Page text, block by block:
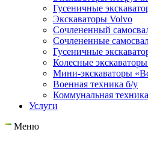
Гусеничные
Экскаваторы Volvo
Сочлененный
Сочлененные
Гусеничные
Колесные
Мини-экскаваторы
Военная техника б/у
Коммунальная техника
Услуги
Меню